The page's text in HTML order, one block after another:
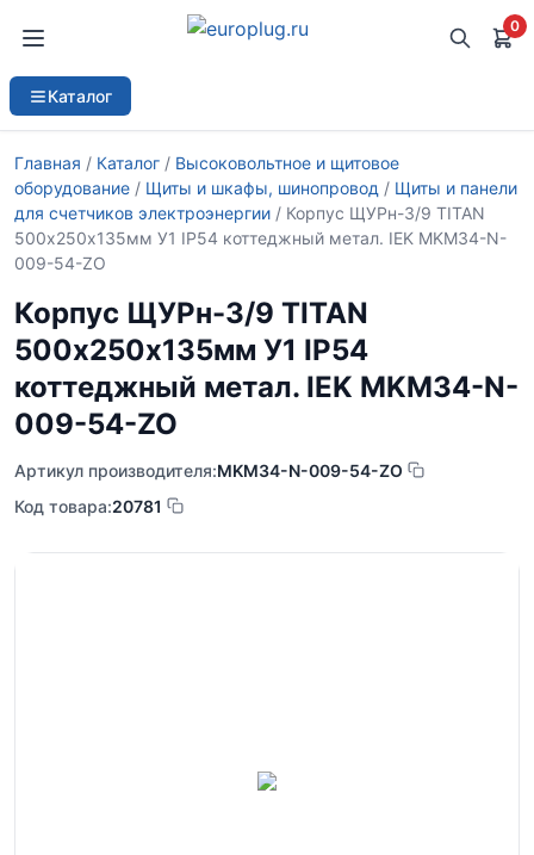
0
Каталог
Главная / Каталог / Высоковольтное и щитовое
оборудование / Щиты и шкафы, шинопровод / Щиты и панели
для счетчиков электроэнергии / Корпус ЩУРн-3/9 TITAN
500х250х135мм У1 IP54 коттеджный метал. IEK MKM34-N-
009-54-ZO
Корпус ЩУРн-3/9 TITAN
500х250х135мм У1 IP54
коттеджный метал. IEK MKM34-N-
009-54-ZO
Артикул производителя:MKM34-N-009-54-ZO
Код товара:20781